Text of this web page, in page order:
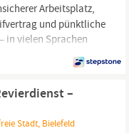
Arbeitsplatz,
und pünktliche
in vielen Sprachen
Sicherheitsschuheund
und offenen
wie z.B.
–
Stadt, Bielefeld